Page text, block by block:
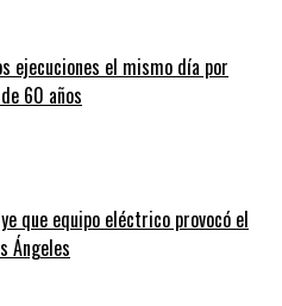
ejecuciones el mismo día por
60 años
que equipo eléctrico provocó el
Ángeles